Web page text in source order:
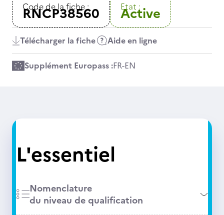
Code de la fiche :
RNCP38560 Etat :
Active
Télécharger la fiche Aide en ligne
Supplément Europass :FR-EN
L'essentiel
Nomenclature
du niveau de qualification